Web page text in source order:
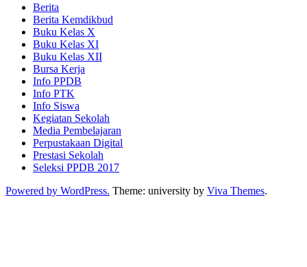
Berita
Berita Kemdikbud
Buku Kelas X
Buku Kelas XI
Buku Kelas XII
Bursa Kerja
Info PPDB
Info PTK
Info Siswa
Kegiatan Sekolah
Media Pembelajaran
Perpustakaan Digital
Prestasi Sekolah
Seleksi PPDB 2017
Powered by WordPress. Theme: university by Viva Themes.